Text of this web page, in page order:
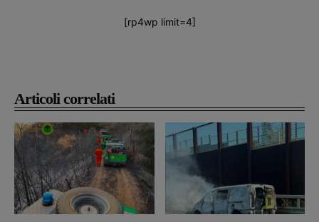
Articoli correlati
[rp4wp limit=4]